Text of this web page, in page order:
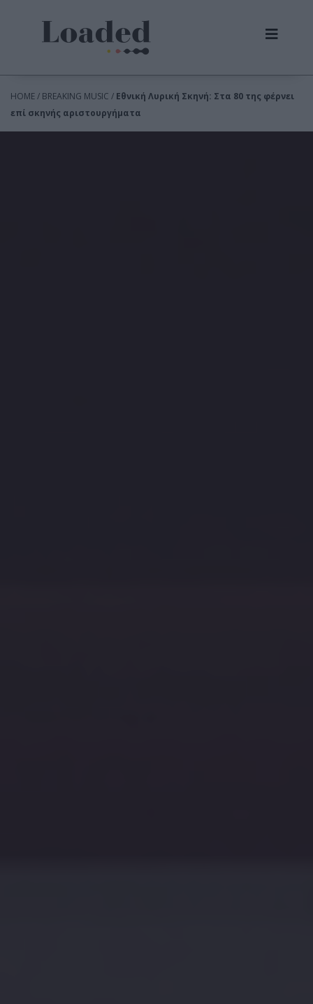
HOME / BREAKING MUSIC / Εθνική Λυρική Σκηνή: Στα 80 της φέρνει
επί σκηνής αριστουργήματα